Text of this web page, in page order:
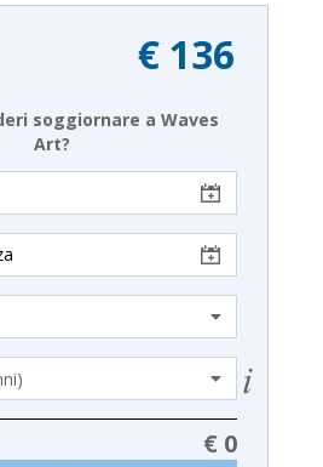
€ 136
soggiornare a Waves
Art?
€ 0